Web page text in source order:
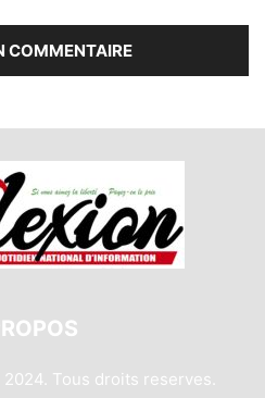
Tous droits reserves.